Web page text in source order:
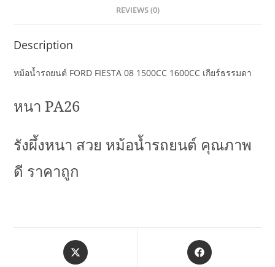
REVIEWS (0)
Description
หม้อน้ำรถยนต์ FORD FIESTA 08 1500CC 1600CC เกียร์ธรรมดา
หนา PA26
รังผึ้งหนา สวย หม้อน้ำรถยนต์ คุณภาพ
ดี ราคาถูก